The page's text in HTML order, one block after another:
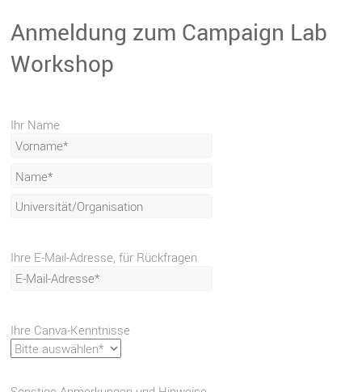
Anmeldung zum Campaign Lab
Workshop
Ihr Name
Ihre E-Mail-Adresse, für Rückfragen
Ihre Canva-Kenntnisse